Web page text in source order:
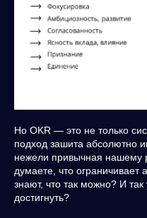
Но OKR — это не только
подход зашита абсолютно
нежели привычная нашему
думаете, что
знают, что так можно? И
достигнуть?